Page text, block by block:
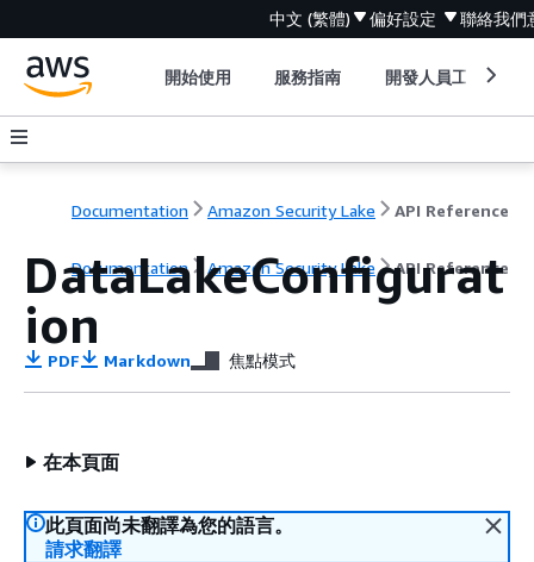
中文 (繁體) 偏好設定 聯絡我們
開始使用 服務指南 開發人員工具
Documentation Amazon Security Lake API Reference
Documentation Amazon Security Lake API Reference
DataLakeConfigurat
ion
PDF Markdown 焦點模式
在本頁面
此頁面尚未翻譯為您的語言。
請求翻譯